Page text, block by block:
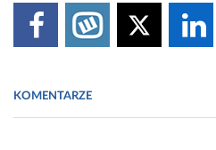
KOMENTARZE